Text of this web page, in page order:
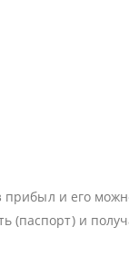
прибыл и его
и